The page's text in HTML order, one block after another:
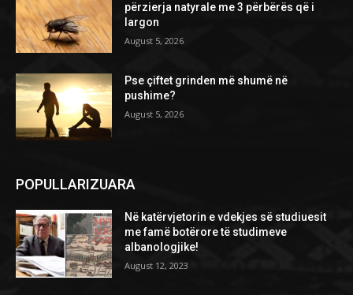
përzierja natyrale me 3 përbërës që i
largon
August 5, 2026
Pse çiftet grinden më shumë në
pushime?
August 5, 2026
POPULLARIZUARA
Në katërvjetorin e vdekjes së studiuesit
me famë botërore të studimeve
albanologjike!
August 12, 2023